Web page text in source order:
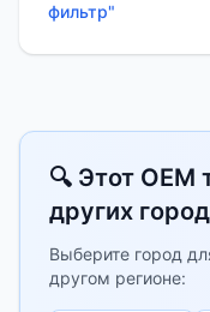
фильтр"
🔍 Этот OEM
других
Выберите город
другом регионе: